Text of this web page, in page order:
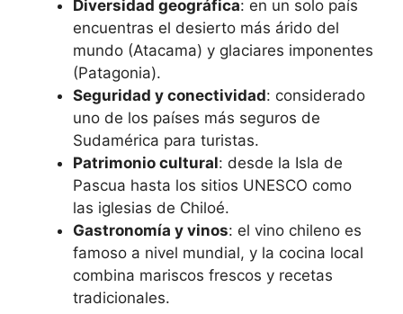
Diversidad geográfica: en un solo país
encuentras el desierto más árido del
mundo (Atacama) y glaciares imponentes
(Patagonia).
Seguridad y conectividad: considerado
uno de los países más seguros de
Sudamérica para turistas.
Patrimonio cultural: desde la Isla de
Pascua hasta los sitios UNESCO como
las iglesias de Chiloé.
Gastronomía y vinos: el vino chileno es
famoso a nivel mundial, y la cocina local
combina mariscos frescos y recetas
tradicionales.